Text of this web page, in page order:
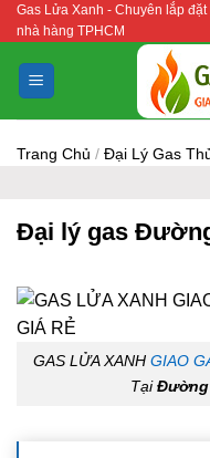
Bỏ
qua
nội
dung
Gas Lửa Xanh - Chuyên lắp
nhà hàng TPHCM
Trang Chủ / Đại Lý Gas
Đại lý gas
GAS LỬA XANH GIAO
TạiĐường